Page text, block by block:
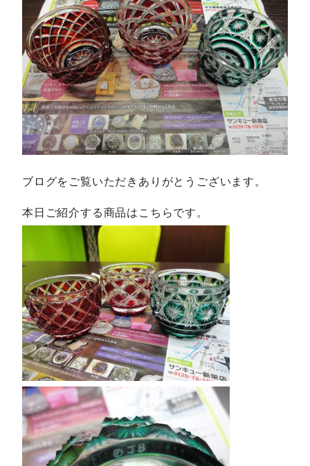
ブログをご覧いただきありがとうございます。
本日ご紹介する商品はこちらです。